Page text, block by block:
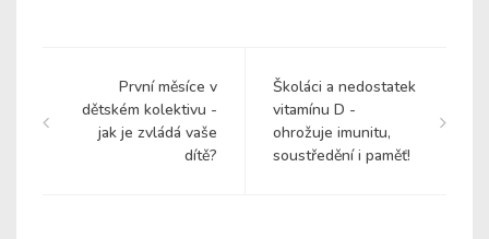
První měsíce v
dětském kolektivu -
jak je zvládá vaše
dítě?
Školáci a nedostatek
vitamínu D -
ohrožuje imunitu,
soustředění i paměť!